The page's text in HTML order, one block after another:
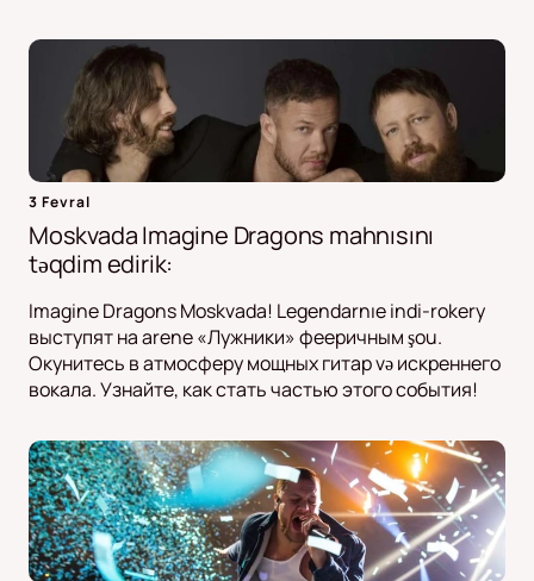
3 Fevral
Moskvada Imagine Dragons mahnısını
təqdim edirik:
Imagine Dragons Moskvada! Legendarnıe indi-rokery
выступят на arene «Лужники» фееричным şou.
Окунитесь в атмосферу мощных гитар və искреннего
вокала. Узнайте, как стать частью этого события!